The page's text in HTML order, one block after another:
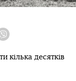
Viber
кілька десятків